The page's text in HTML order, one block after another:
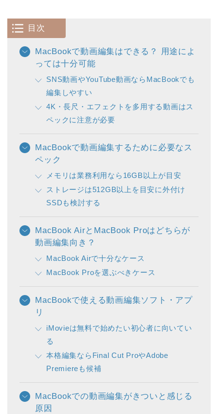
目次
MacBookで動画編集はできる？ 用途によ
っては十分可能
SNS動画やYouTube動画ならMacBookでも
編集しやすい
4K・長尺・エフェクトを多用する動画はス
ペックに注意が必要
MacBookで動画編集するために必要なス
ペック
メモリは業務利用なら16GB以上が目安
ストレージは512GB以上を目安に外付け
SSDも検討する
MacBook AirとMacBook Proはどちらが
動画編集向き？
MacBook Airで十分なケース
MacBook Proを選ぶべきケース
MacBookで使える動画編集ソフト・アプ
リ
iMovieは無料で始めたい初心者に向いてい
る
本格編集ならFinal Cut ProやAdobe
Premiereも候補
MacBookでの動画編集がきついと感じる
原因